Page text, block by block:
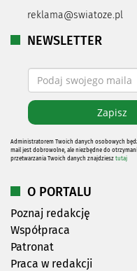
reklama@swiatoze.pl
NEWSLETTER
Administratorem Twoich danych osobowych
mail jest dobrowolne, ale niezbędne do
przetwarzania Twoich danych znajdziesz tutaj
O PORTALU
Poznaj redakcję
Współpraca
Patronat
Praca w redakcji